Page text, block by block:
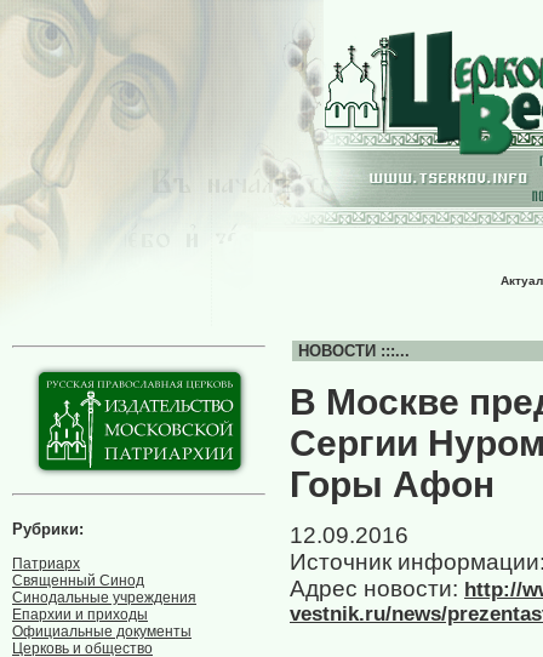
Рубрики:
Патриарх
Священный Синод
Синодальные учреждения
Епархии и приходы
Официальные документы
Церковь и общество
НОВОСТИ :::...
В Москве
Сергии
Горы Афон
12.09.2016
Источник
Адрес новости: http://
vestnik.ru/news/